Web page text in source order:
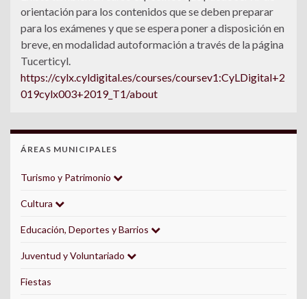
orientación para los contenidos que se deben preparar
para los exámenes y que se espera poner a disposición en
breve, en modalidad autoformación a través de la página
Tucerticyl.
https://cylx.cyldigital.es/courses/coursev1:CyLDigital+2
019cylx003+2019_T1/about
ÁREAS MUNICIPALES
Turismo y Patrimonio
Cultura
Educación, Deportes y Barrios
Juventud y Voluntariado
Fiestas